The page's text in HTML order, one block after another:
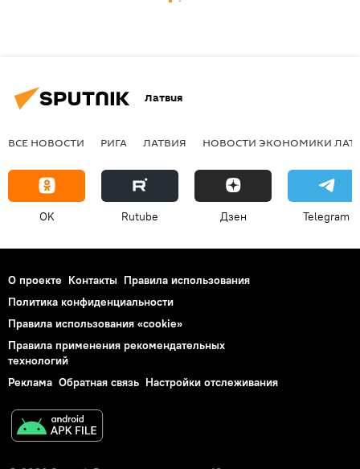
Латвия
ВСЕ НОВОСТИ РИГА ЛАТВИЯ НОВОСТИ ЭКОНОМИКИ
OK Rutube Дзен Telegram
О проекте Контакты Правила использования
Политика конфиденциальности
Правила использования «cookie»
Правила применения рекомендательных
технологий
Реклама Обратная связь Настройки отслеживания